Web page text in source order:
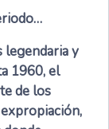
legendaria y
1960, el
de los